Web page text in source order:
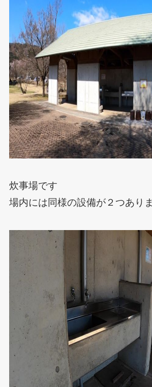
炊事場です
場内には同様の設備が２つあり